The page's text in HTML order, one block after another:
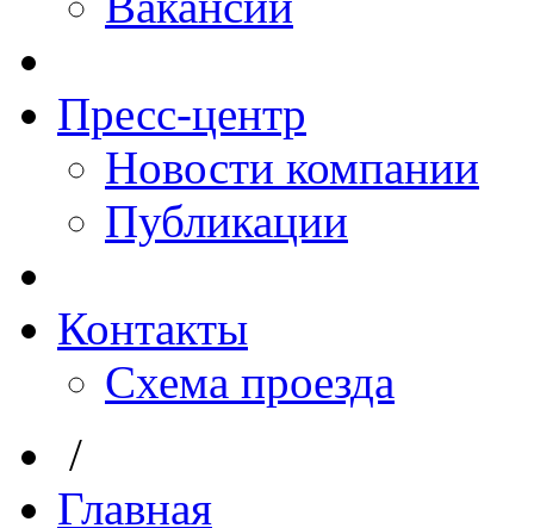
Пресс-центр
Новости компании
Публикации
Контакты
Схема проезда
/
Главная